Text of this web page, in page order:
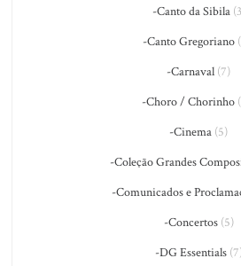
-Canto da Sibila
-Canto Gregoriano
-Carnaval (7)
-Choro / Chorinho
-Cinema (5)
-Coleção Grandes
-Comunicados e
-Concertos(5)
-DG Essentials